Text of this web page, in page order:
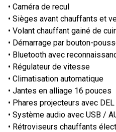
• Caméra de recul
• Sièges avant chauffants et
• Volant chauffant gainé de cuir
• Démarrage par bouton-
• Bluetooth avec
• Régulateur de vitesse
• Climatisation automatique
• Jantes en alliage 16 pouces
• Phares projecteurs avec DEL
• Système audio avec USB /
• Rétroviseurs chauffants